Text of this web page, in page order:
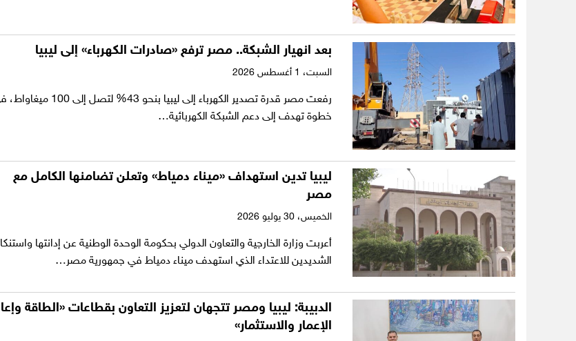
بعد انهيار الشبكة.. مصر ترفع «صادرات الكهرباء» إلى ليبيا
السبت،
رفعت مصر قدرة تصدير الكهرباء إلى ليبيا بنحو 43% لتصل إلى
خطوة تهدف إلى دعم الشبكة الكهربائية…
ليبيا تدين استهداف «ميناء دمياط» وتعلن تضامنها الكامل مع
مصر
الخميس،
أعربت وزارة الخارجية والتعاون الدولي بحكومة الوحدة الوطنية عن إدانتها
الشديدين للاعتداء الذي استهدف ميناء دمياط في جمهورية مصر…
الدبيبة: ليبيا ومصر تتجهان لتعزيز التعاون بقطاعات «الطاقة
الإعمار والاستثمار»